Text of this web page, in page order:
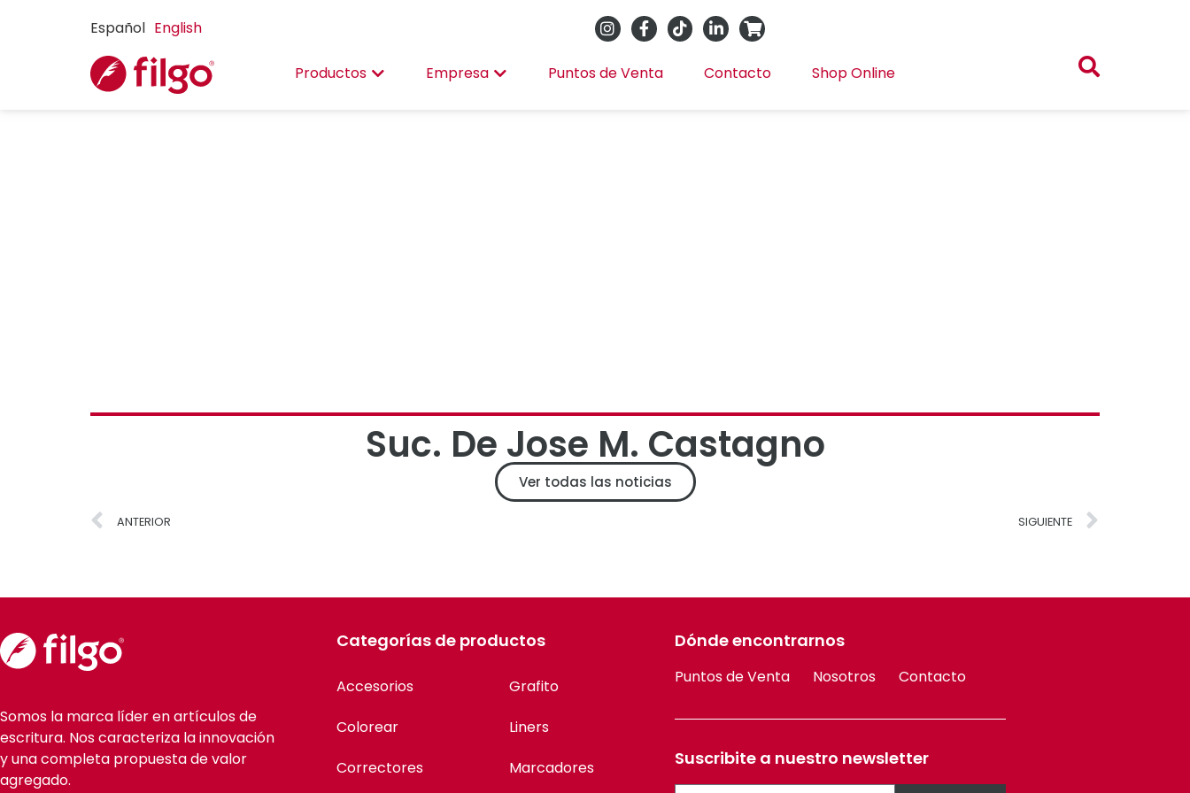
Español English
Productos Empresa Puntos de Venta Contacto Shop Online
Suc. De Jose M. Castagno
Ver todas las noticias
ANTERIOR SIGUIENTE
Somos la marca líder en artículos de
escritura. Nos caracteriza la innovación
y una completa propuesta de valor
agregado.
Categorías de productos
Accesorios
Colorear
Correctores
Grafito
Liners
Marcadores
Dónde encontrarnos
Puntos de Venta Nosotros Contacto
Suscribite a nuestro newsletter